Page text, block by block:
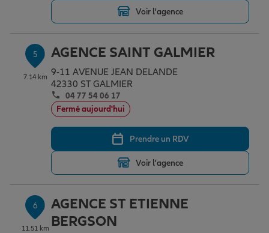
Voir l'agence
5
7.14 km
AGENCE SAINT GALMIER
9-11 AVENUE JEAN DELANDE
42330 ST GALMIER
04 77 54 06 17
Fermé aujourd'hui
Prendre un RDV
Voir l'agence
6
11.51 km
AGENCE ST ETIENNE
BERGSON